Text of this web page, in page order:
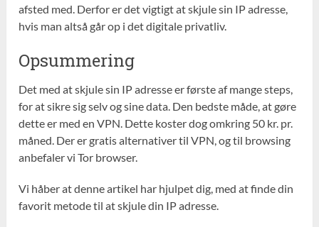
afsted med. Derfor er det vigtigt at skjule sin IP adresse,
hvis man altså går op i det digitale privatliv.
Opsummering
Det med at skjule sin IP adresse er første af mange steps,
for at sikre sig selv og sine data. Den bedste måde, at gøre
dette er med en VPN. Dette koster dog omkring 50 kr. pr.
måned. Der er gratis alternativer til VPN, og til browsing
anbefaler vi Tor browser.
Vi håber at denne artikel har hjulpet dig, med at finde din
favorit metode til at skjule din IP adresse.